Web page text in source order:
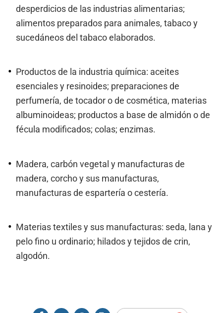
desperdicios de las industrias alimentarias;
alimentos preparados para animales, tabaco y
sucedáneos del tabaco elaborados.
Productos de la industria química: aceites
esenciales y resinoides; preparaciones de
perfumería, de tocador o de cosmética, materias
albuminoideas; productos a base de almidón o de
fécula modificados; colas; enzimas.
Madera, carbón vegetal y manufacturas de
madera, corcho y sus manufacturas,
manufacturas de espartería o cestería.
Materias textiles y sus manufacturas: seda, lana y
pelo fino u ordinario; hilados y tejidos de crin,
algodón.